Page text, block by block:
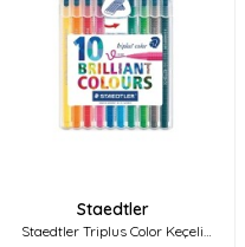
Staedtler
Staedtler Triplus Color Keçeli